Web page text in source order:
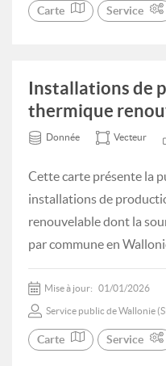
Carte Service
Installations de
thermique
Donnée Vecteur
Cette carte présente la
installations de
renouvelable dont la
par commune en
Mise à jour: 01/01/2026
Service public de Wallonie
Carte Service